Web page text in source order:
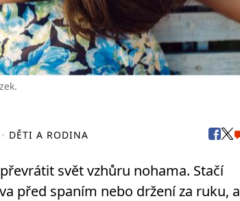
DĚTI A RODINA
svět vzhůru nohama. Stačí
před spaním nebo držení za ruku, a